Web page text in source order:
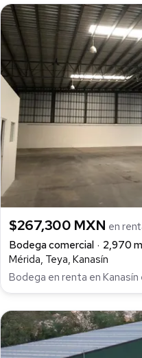
$267,300 MXN en
Bodega comercial
2,970
Mérida, Teya, Kanasín
Bodega en renta en